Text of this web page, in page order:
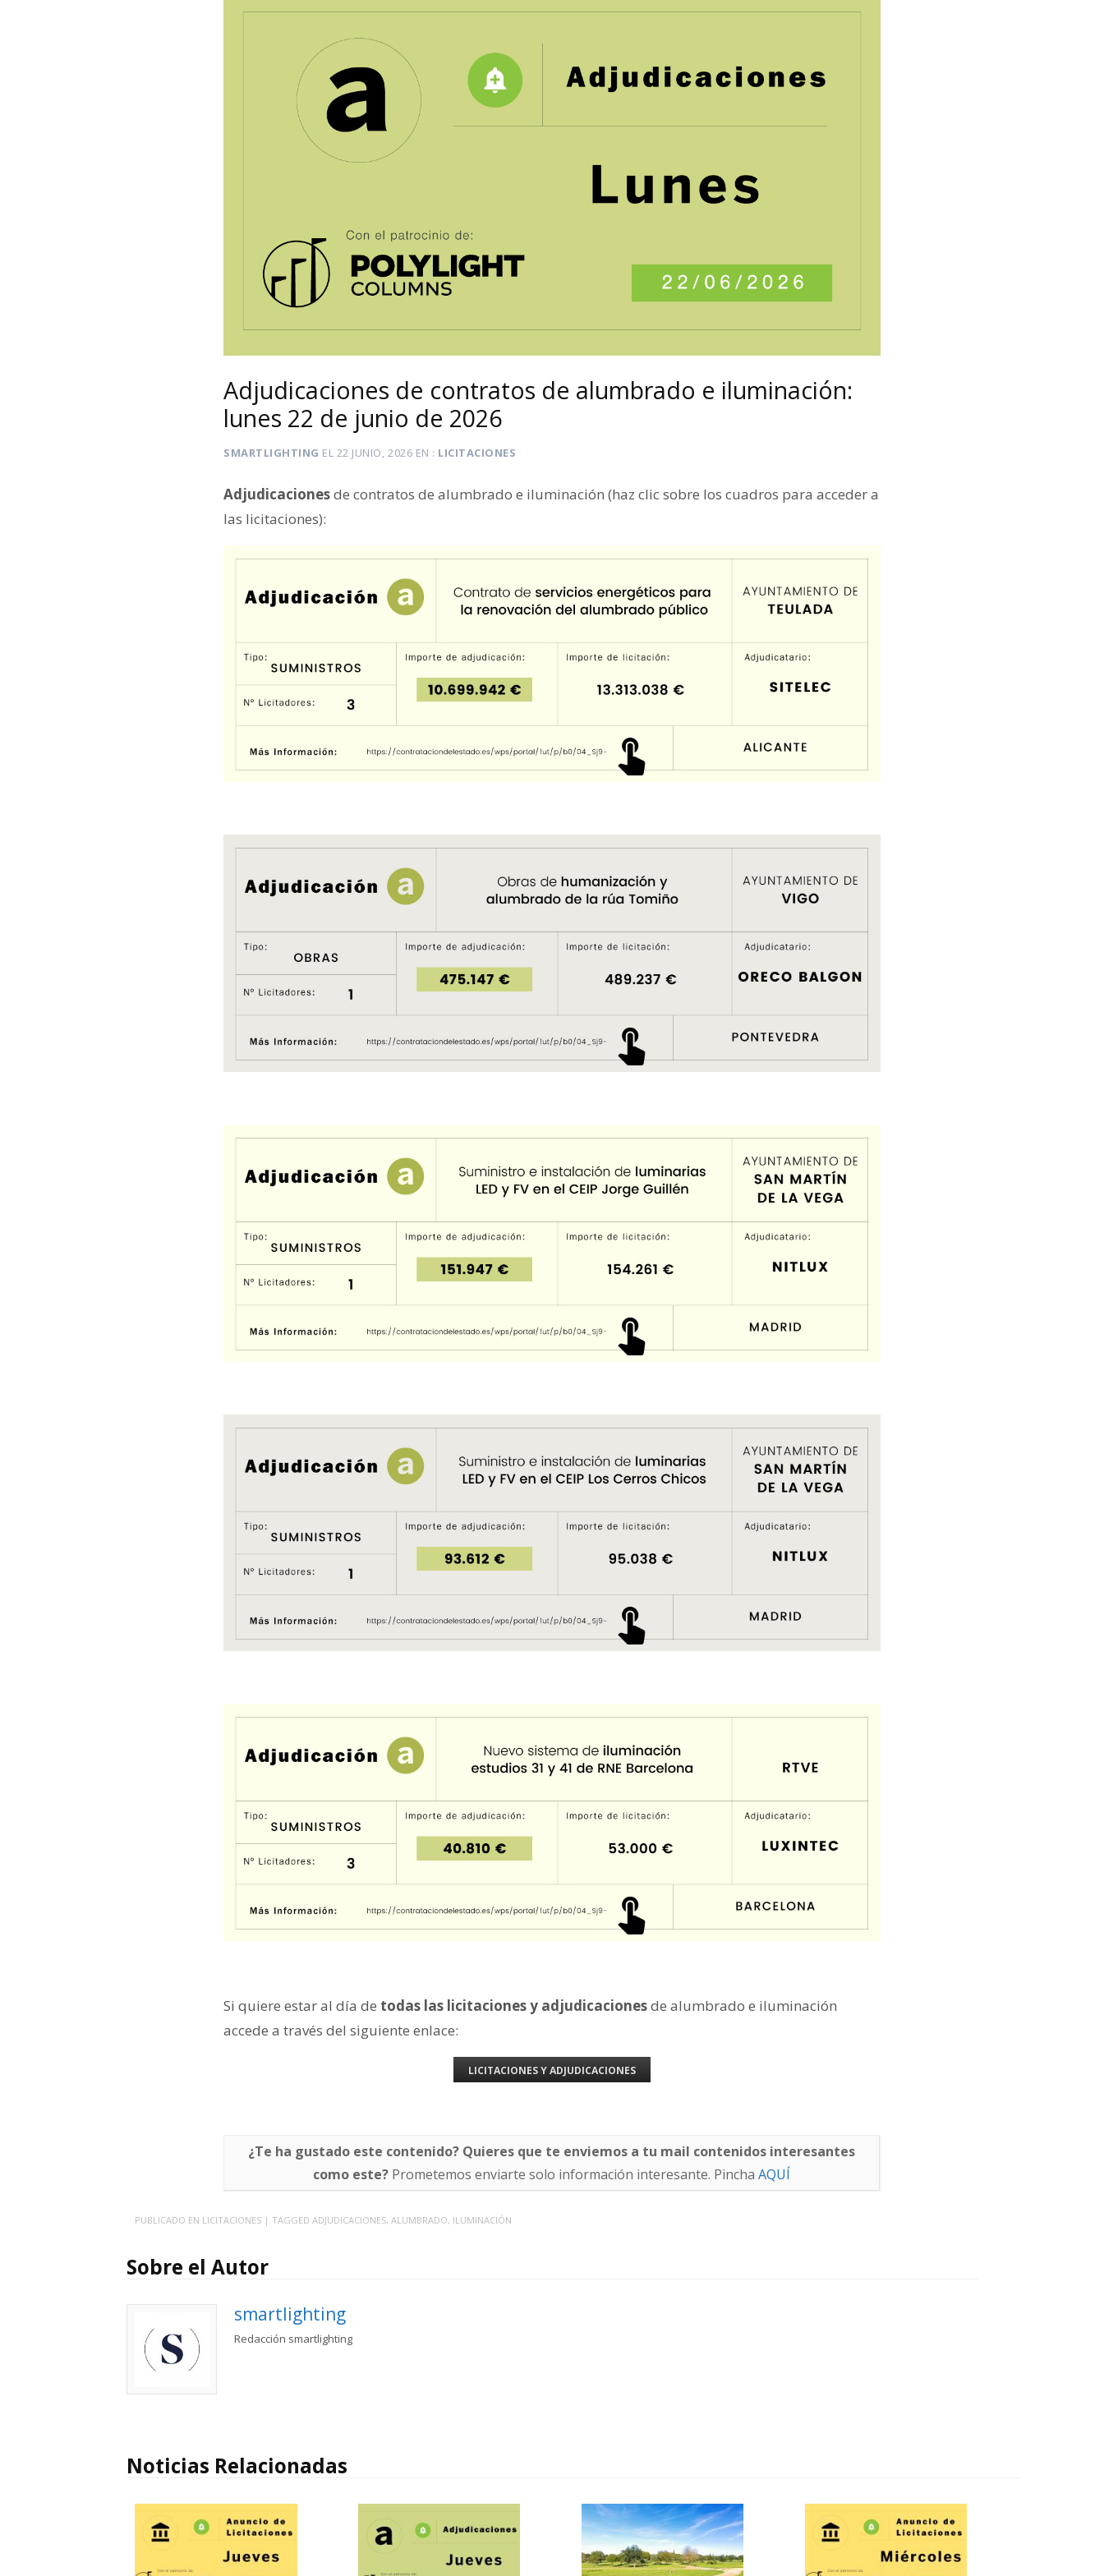
Adjudicaciones de contratos de alumbrado e iluminación:
lunes 22 de junio de 2026
SMARTLIGHTING EL 22 JUNIO, 2026 EN LICITACIONES
Adjudicacionesde contratos de alumbrado e iluminación (haz clic sobre los cuadros para acceder a
las licitaciones):
Si quiere estar al día de todas las licitaciones y adjudicacionesde alumbrado e iluminación
accede a través del siguiente enlace:
LICITACIONES Y ADJUDICACIONES
¿Te ha gustado este contenido? Quieres que te enviemos a tu mail contenidos interesantes
como este? Prometemos enviarte solo información interesante. Pincha AQUÍ
PUBLICADO EN LICITACIONES | TAGGED ADJUDICACIONES, ALUMBRADO, ILUMINACIÓN
Sobre el Autor
smartlighting
Redacción smartlighting
Noticias Relacionadas